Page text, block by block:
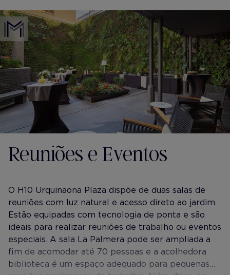
Reuniões e Eventos
O H10 Urquinaona Plaza dispõe de duas salas de
reuniões com luz natural e acesso direto ao jardim.
Estão equipadas com tecnologia de ponta e são
ideais para realizar reuniões de trabalho ou eventos
especiais. A sala La Palmera pode ser ampliada a
fim de acomodar até 70 pessoas e a acolhedora
biblioteca é um espaço adequado para pequenas